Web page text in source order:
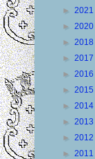
► 2021
► 2020
► 2018
► 2017
► 2016
► 2015
► 2014
► 2013
► 2012
► 2011